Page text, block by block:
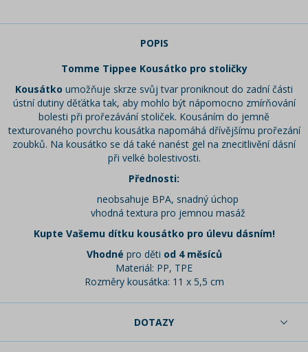
POPIS
Tomme Tippee Kousátko pro stoličky
Kousátko umožňuje skrze svůj tvar proniknout do zadní části
ústní dutiny děťátka tak, aby mohlo být nápomocno zmírňování
bolesti při prořezávání stoliček. Kousáním do jemně
texturovaného povrchu kousátka napomáhá dřívějšímu prořezání
zoubků. Na kousátko se dá také nanést gel na znecitlivění dásní
při velké bolestivosti.
Přednosti:
neobsahuje BPA, snadný úchop
vhodná textura pro jemnou masáž
Kupte Vašemu dítku kousátko pro úlevu dásním!
Vhodné pro děti od 4 měsíců
Materiál: PP, TPE
Rozměry kousátka: 11 x 5,5 cm
DOTAZY